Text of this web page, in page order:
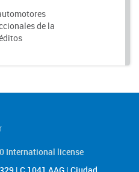
de la
International license